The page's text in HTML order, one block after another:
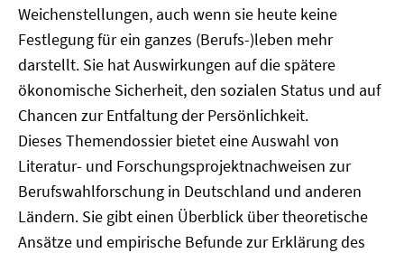
Weichenstellungen, auch wenn sie heute keine
Festlegung für ein ganzes (Berufs-)leben mehr
darstellt. Sie hat Auswirkungen auf die spätere
ökonomische Sicherheit, den sozialen Status und auf
Chancen zur Entfaltung der Persönlichkeit.
Dieses Themendossier bietet eine Auswahl von
Literatur- und Forschungsprojektnachweisen zur
Berufswahlforschung in Deutschland und anderen
Ländern. Sie gibt einen Überblick über theoretische
Ansätze und empirische Befunde zur Erklärung des